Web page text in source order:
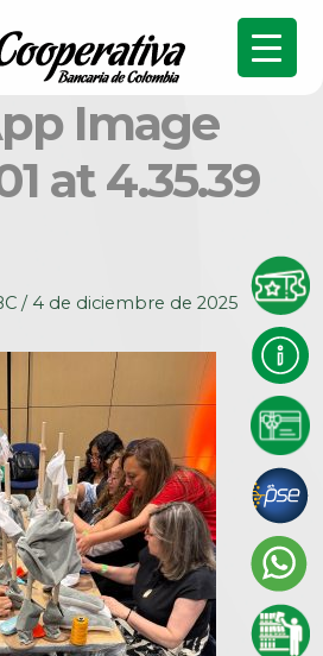
Image
at 4.35.39
/ 4 de diciembre de 2025